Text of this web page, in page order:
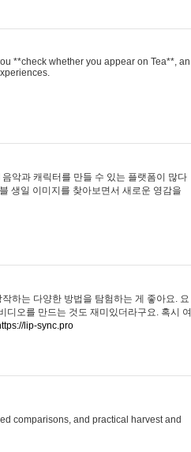
**check whether you appear on Tea**, an
악과 캐릭터를 만들 수 있는 플랫폼이 많다
생일 이미지를 찾아보면서 새로운 영감을
하는 다양한 방법을 탐험하는 게 좋아요. 요
디오를 만드는 것도 재미있더라구요. 혹시 여
lip-sync.pro
comparisons, and practical harvest and